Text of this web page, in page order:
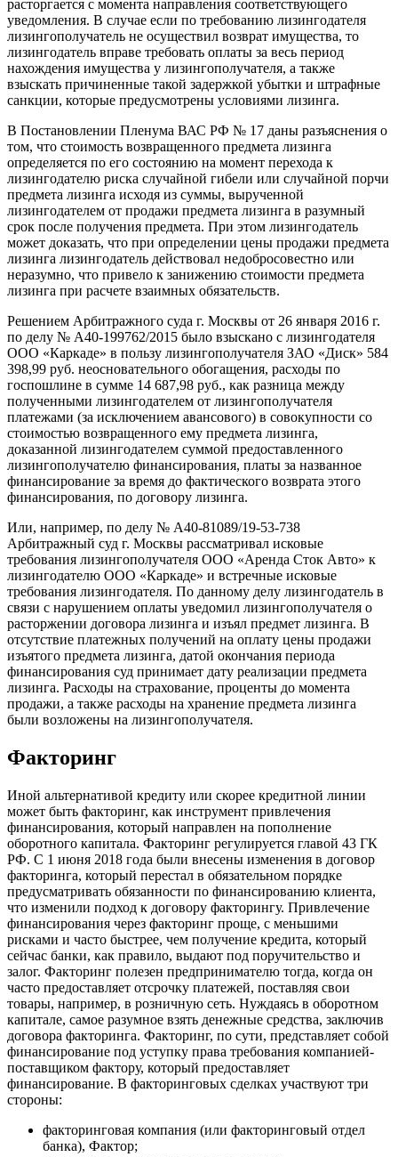
расторгается с момента направления соответствующего
уведомления. В случае если по требованию лизингодателя
лизингополучатель не осуществил возврат имущества, то
лизингодатель вправе требовать оплаты за весь период
нахождения имущества у лизингополучателя, а также
взыскать причиненные такой задержкой убытки и штрафные
санкции, которые предусмотрены условиями лизинга.
В Постановлении Пленума ВАС РФ № 17 даны разъяснения о
том, что стоимость возвращенного предмета лизинга
определяется по его состоянию на момент перехода к
лизингодателю риска случайной гибели или случайной порчи
предмета лизинга исходя из суммы, вырученной
лизингодателем от продажи предмета лизинга в разумный
срок после получения предмета. При этом лизингодатель
может доказать, что при определении цены продажи предмета
лизинга лизингодатель действовал недобросовестно или
неразумно, что привело к занижению стоимости предмета
лизинга при расчете взаимных обязательств.
Решением Арбитражного суда г. Москвы от 26 января 2016 г.
по делу № А40-199762/2015 было взыскано с лизингодателя
ООО «Каркаде» в пользу лизингополучателя ЗАО «Диск» 584
398,99 руб. неосновательного обогащения, расходы по
госпошлине в сумме 14 687,98 руб., как разница между
полученными лизингодателем от лизингополучателя
платежами (за исключением авансового) в совокупности со
стоимостью возвращенного ему предмета лизинга,
доказанной лизингодателем суммой предоставленного
лизингополучателю финансирования, платы за названное
финансирование за время до фактического возврата этого
финансирования, по договору лизинга.
Или, например, по делу № А40-81089/19-53-738
Арбитражный суд г. Москвы рассматривал исковые
требования лизингополучателя ООО «Аренда Сток Авто» к
лизингодателю ООО «Каркаде» и встречные исковые
требования лизингодателя. По данному делу лизингодатель в
связи с нарушением оплаты уведомил лизингополучателя о
расторжении договора лизинга и изъял предмет лизинга. В
отсутствие платежных получений на оплату цены продажи
изъятого предмета лизинга, датой окончания периода
финансирования суд принимает дату реализации предмета
лизинга. Расходы на страхование, проценты до момента
продажи, а также расходы на хранение предмета лизинга
были возложены на лизингополучателя.
Факторинг
Иной альтернативой кредиту или скорее кредитной линии
может быть факторинг, как инструмент привлечения
финансирования, который направлен на пополнение
оборотного капитала. Факторинг регулируется главой 43 ГК
РФ. С 1 июня 2018 года были внесены изменения в договор
факторинга, который перестал в обязательном порядке
предусматривать обязанности по финансированию клиента,
что изменили подход к договору факторингу. Привлечение
финансирования через факторинг проще, с меньшими
рисками и часто быстрее, чем получение кредита, который
сейчас банки, как правило, выдают под поручительство и
залог. Факторинг полезен предпринимателю тогда, когда он
часто предоставляет отсрочку платежей, поставляя свои
товары, например, в розничную сеть. Нуждаясь в оборотном
капитале, самое разумное взять денежные средства, заключив
договора факторинга. Факторинг, по сути, представляет собой
финансирование под уступку права требования компанией-
поставщиком фактору, который предоставляет
финансирование. В факторинговых сделках участвуют три
стороны:
факторинговая компания (или факторинговый отдел
банка), Фактор;